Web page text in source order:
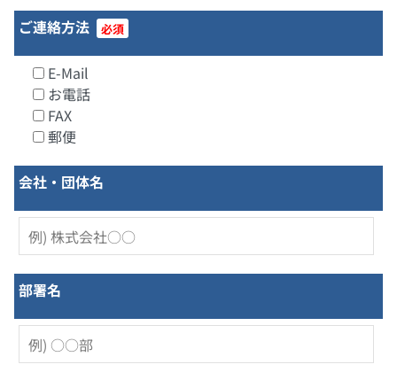
ご連絡方法 必須
E-Mail
お電話
FAX
郵便
会社・団体名
部署名